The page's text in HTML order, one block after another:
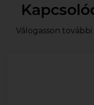
Válogasson